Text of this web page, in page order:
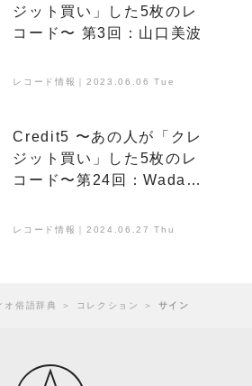
ジット買い」した5枚のレ
コード〜 第3回：山口美波
レコード情報｜2023.06.06 Tue
Credit5 〜あの人が「クレ
ジット買い」した5枚のレ
コード〜第24回：Wada
レコード情報｜2024.06.27 Thu
オ俗語辞典 ＞ コレクション ＞ サイン